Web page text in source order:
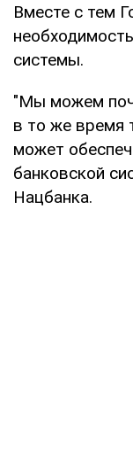
Вместе с тем
системы.
"Мы можем
в то же время
может
банковской
Нацбанка.